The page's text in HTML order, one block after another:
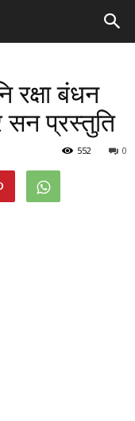
रक्षा बंधन
सन प्रस्तुति
0
552